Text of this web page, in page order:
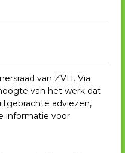
van ZVH. Via
van het werk dat
adviezen,
informatie voor